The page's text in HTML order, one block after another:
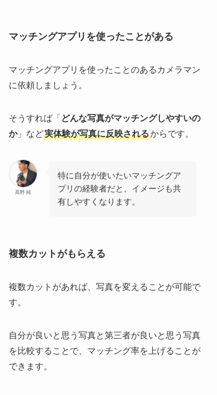
マッチングアプリを使ったことがある
マッチングアプリを使ったことのあるカメラマン
に依頼しましょう。
そうすれば「 どんな写真がマッチングしやすいの
か」など実体験が写真に反映されるからです。
高野 純
特に自分が使いたいマッチングア
プリの経験者だと、イメージも共
有しやすくなります。
複数カットがもらえる
複数カットがあれば、写真を変えることが可能で
す。
自分が良いと思う写真と第三者が良いと思う写真
を比較することで、マッチング率を上げることが
できます。